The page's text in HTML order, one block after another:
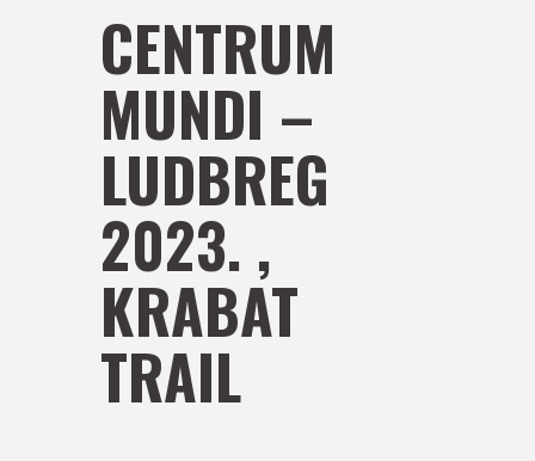
CENTRUM
MUNDI –
LUDBREG
2023. ,
KRABAT
TRAIL